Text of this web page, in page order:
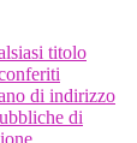
titolo
di indirizzo
di